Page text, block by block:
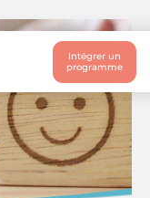
Intégrer un
programme